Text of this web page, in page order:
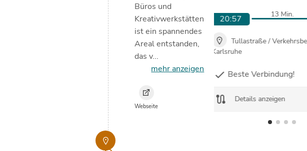
20:57 13 Min.
Tullastraße /
Karlsruhe
check Beste Verbindung!
route Details anzeigen
Büros und
Kreativwerkstätten
ist ein spannendes
Areal entstanden,
das v...
mehr anzeigen
Webseite